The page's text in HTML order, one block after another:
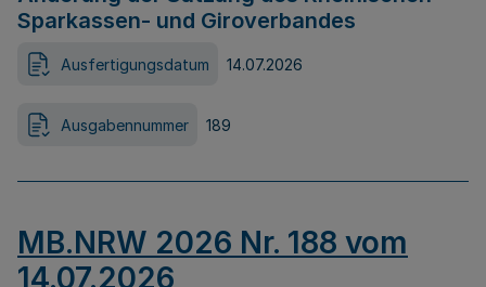
Sparkassen- und Giroverbandes
Ausfertigungsdatum 14.07.2026
Ausgabennummer 189
MB.NRW 2026 Nr. 188 vom
14.07.2026